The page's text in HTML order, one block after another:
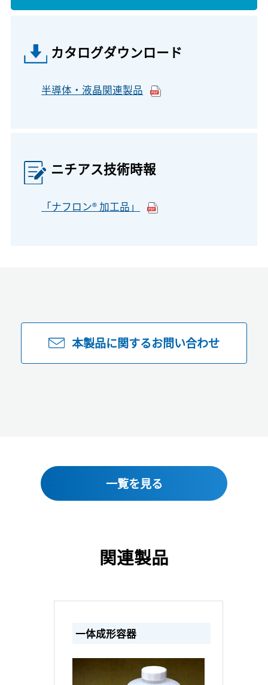
カタログダウンロード
半導体・液晶関連製品
ニチアス技術時報
「ナフロン® 加工品」
本製品に関するお問い合わせ
一覧を見る
関連製品
一体成形容器